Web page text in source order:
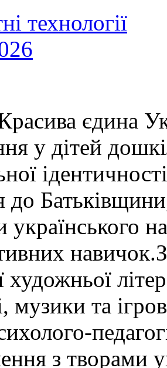
технології
єдина
у дітей
до
художньої
музики та
з творами